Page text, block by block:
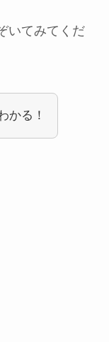
いてみてくだ
かる！